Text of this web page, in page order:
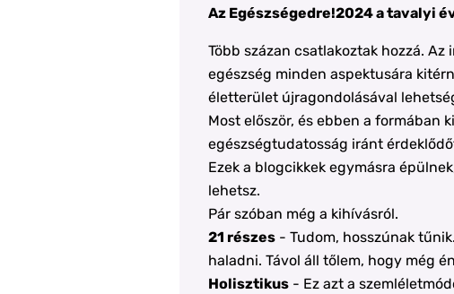
Az Egészségedre!2024 a tavalyi
Több százan csatlakoztak hozzá.
egészség minden aspektusára
életterület újragondolásával
Most először, és ebben a formában
egészségtudatosság iránt
Ezek a blogcikkek egymásra
lehetsz.
Pár szóban még a kihívásról.
21 részes - Tudom, hosszúnak
haladni. Távol áll tőlem, hogy még
Holisztikus - Ez azt a